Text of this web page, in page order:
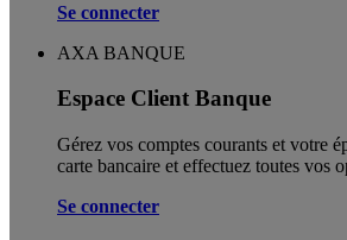
Se connecter
AXA BANQUE
Espace Client Banque
Gérez vos comptes courants et votre
carte bancaire et effectuez toutes vos
Se connecter